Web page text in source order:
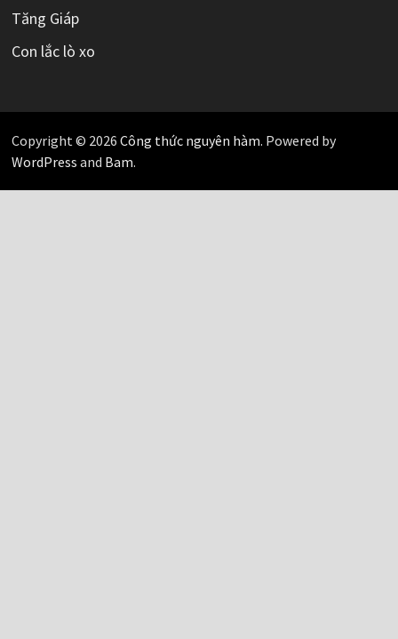
Tăng Giáp
Con lắc lò xo
Copyright © 2026 Công thức nguyên hàm. Powered by
WordPress and Bam.